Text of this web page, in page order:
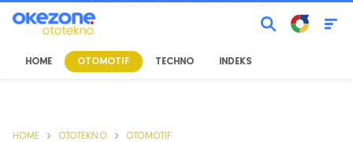
HOME OTOMOTIF TECHNO INDEKS
HOME OTOTEKNO OTOMOTIF